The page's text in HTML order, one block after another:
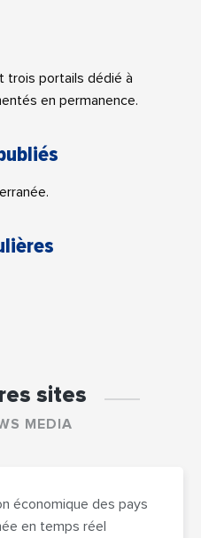
trois portails dédié à
en permanence.
sites
MEDIA
économique des pays
en temps réel